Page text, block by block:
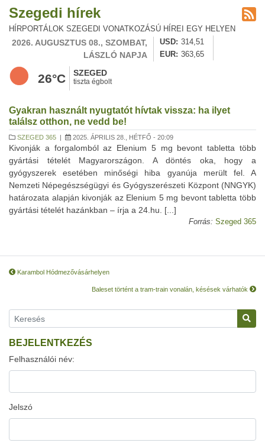
Szegedi hírek
HÍRPORTÁLOK SZEGEDI VONATKOZÁSÚ HÍREI EGY HELYEN
2026. AUGUSZTUS 08., SZOMBAT,
LÁSZLÓ NAPJA
USD
314,51
EUR
363,65
26°C SZEGED
tiszta égbolt
Gyakran használt nyugtatót hívtak vissza: ha ilyet
találsz otthon, ne vedd be!
SZEGED 365 | 2025. ÁPRILIS 28., HÉTFŐ - 20:09
Kivonják a forgalomból az Elenium 5 mg bevont tabletta több
gyártási tételét Magyarországon. A döntés oka, hogy a
gyógyszerek esetében minőségi hiba gyanúja merült fel. A
Nemzeti Népegészségügyi és Gyógyszerészeti Központ (NNGYK)
határozata alapján kivonják az Elenium 5 mg bevont tabletta több
gyártási tételét hazánkban – írja a 24.hu. [...]
Forrás: Szeged 365
Karambol Hódmezővásárhelyen
Baleset történt a tram-train vonalán, késések várhatók
BEJELENTKEZÉS
Felhasználói név:
Jelszó